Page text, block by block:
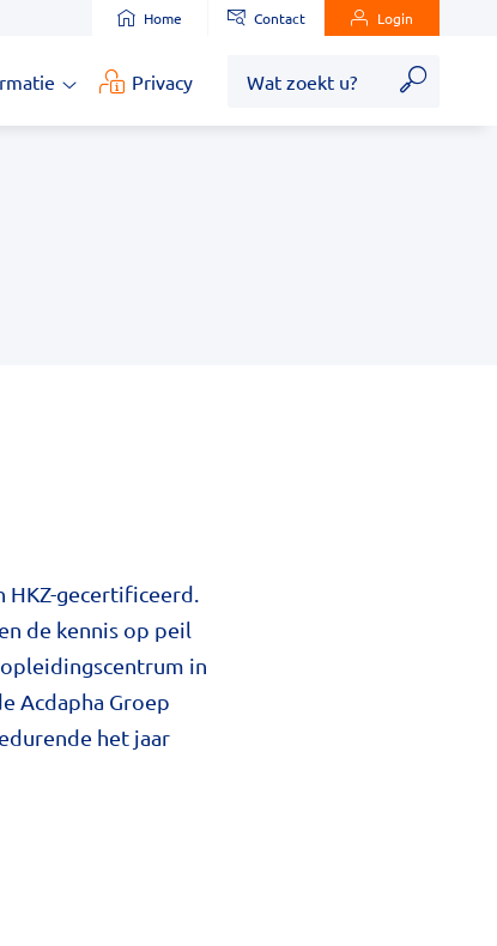
Home Contact Login
informatie
Privacy
gecertificeerd.
de kennis op peil
in
Acdapha Groep
het jaar